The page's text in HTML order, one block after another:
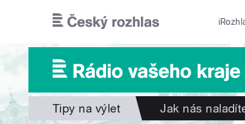
Tipy na výlet Jak nás